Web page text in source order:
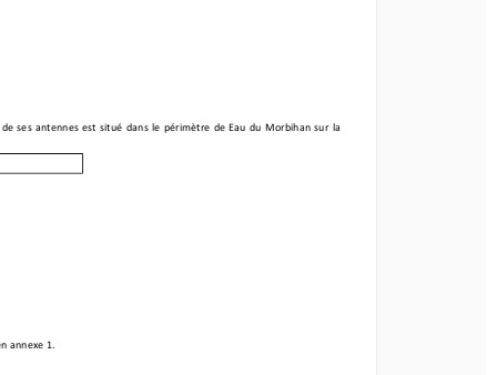
de   ses    antennes est    situé dans le   périmètre de   Eau    du   Morbihan
sur    la
annexe 1.